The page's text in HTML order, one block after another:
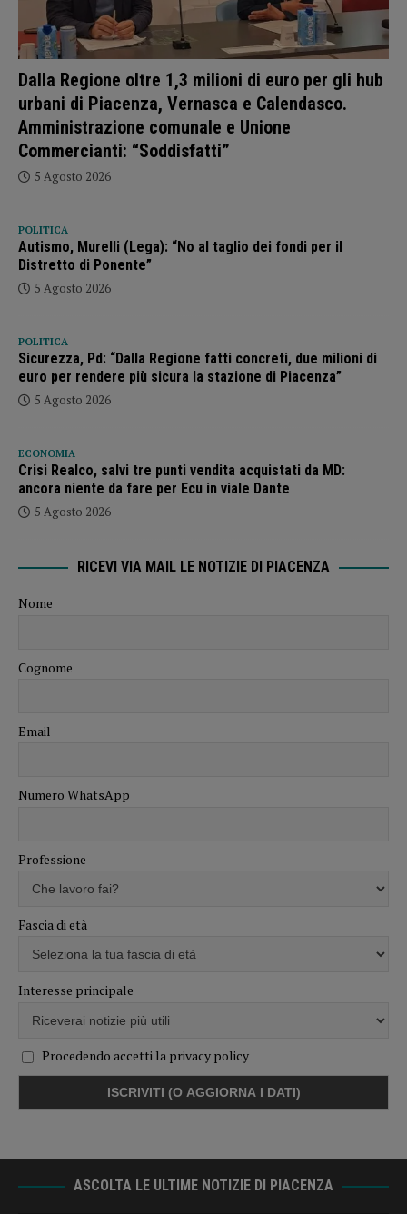
Dalla Regione oltre 1,3 milioni di euro per gli hub
urbani di Piacenza, Vernasca e Calendasco.
Amministrazione comunale e Unione
Commercianti: “Soddisfatti”
5 Agosto 2026
POLITICA
Autismo, Murelli (Lega): “No al taglio dei fondi per il
Distretto di Ponente”
5 Agosto 2026
POLITICA
Sicurezza, Pd: “Dalla Regione fatti concreti, due milioni di
euro per rendere più sicura la stazione di Piacenza”
5 Agosto 2026
ECONOMIA
Crisi Realco, salvi tre punti vendita acquistati da MD:
ancora niente da fare per Ecu in viale Dante
5 Agosto 2026
RICEVI VIA MAIL LE NOTIZIE DI PIACENZA
Nome
Cognome
Email
Numero WhatsApp
Professione
Fascia di età
Interesse principale
Procedendo accetti la privacy policy
ASCOLTA LE ULTIME NOTIZIE DI PIACENZA